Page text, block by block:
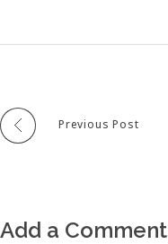
Previous Post
Add a Comment